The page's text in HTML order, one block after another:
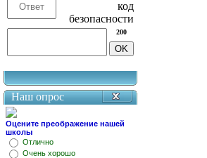
200
Наш опрос
Оцените преображение нашей
школы
Отлично
Очень хорошо